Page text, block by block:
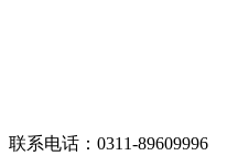
联系电话：0311-89609996